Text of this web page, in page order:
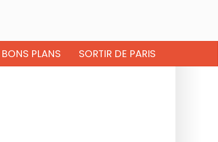
BONS PLANS SORTIR DE PARIS